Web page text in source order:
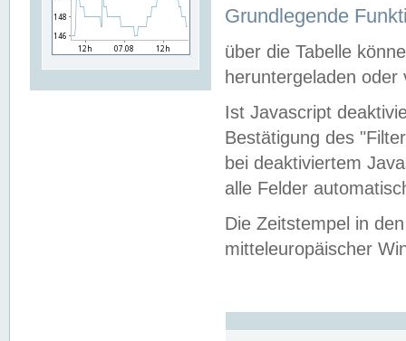
Grundlegende
über die Tabelle
heruntergeladen oder
Ist Javascript
Bestätigung des
bei deaktiviertem
alle Felder
Die Zeitstempel in
mitteleuropäischer